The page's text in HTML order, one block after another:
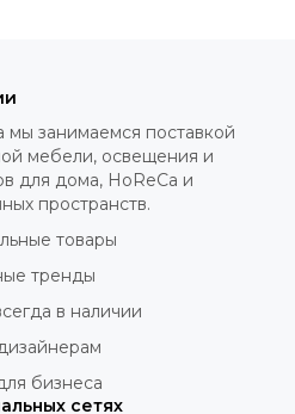
мы занимаемся поставкой
мебели, освещения и
для дома, HoReCa и
пространств.
товары
тренды
в наличии
бизнеса
сетях